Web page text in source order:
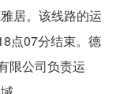
居。该线路的运
点07分结束。德
限公司负责运